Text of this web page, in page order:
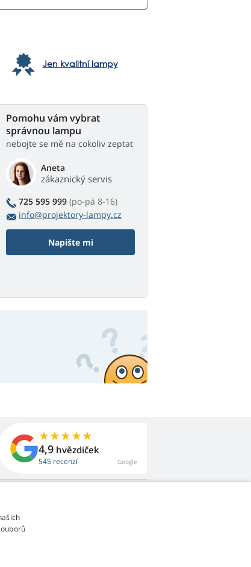
Jen kvalitní lampy
Pomohu vám vybrat
správnou lampu
nebojte se mě na cokoliv zeptat
Aneta
zákaznický servis
725 595 999 (po-pá 8-16)
info@projektory-lampy.cz
Napište mi
4,9 hvězdiček
545 recenzí Google